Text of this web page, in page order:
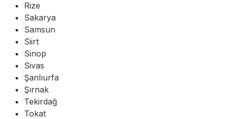
Rize
Sakarya
Samsun
Siirt
Sinop
Sivas
Şanlıurfa
Şırnak
Tekirdağ
Tokat